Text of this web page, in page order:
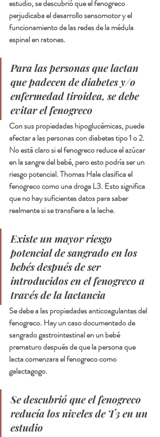
estudio, se descubrió que el fenogreco
perjudicaba el desarrollo sensomotor y el
funcionamiento de las redes de la médula
espinal en ratones.
Para las personas que lactan
que padecen de diabetes y/o
enfermedad tiroidea, se debe
evitar el fenogreco
Con sus propiedades hipoglucémicas, puede
afectar a las personas con diabetes tipo 1 o 2.
No está claro si el fenogreco reduce el azúcar
en la sangre del bebé, pero esto podría ser un
riesgo potencial. Thomas Hale clasifica el
fenogreco como una droga L3. Esto significa
que no hay suficientes datos para saber
realmente si se transfiere a la leche.
Existe un mayor riesgo
potencial de sangrado en los
bebés después de ser
introducidos en el fenogreco a
través de la lactancia
Se debe a las propiedades anticoagulantes del
fenogreco. Hay un caso documentado de
sangrado gastrointestinal en un bebé
prematuro después de que la persona que
lacta comenzara el fenogreco como
galactagogo.
Se descubrió que el fenogreco
reducía los niveles de T3 en un
estudio